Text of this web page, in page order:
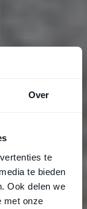
Over
te
te bieden
Ook delen we
met onze